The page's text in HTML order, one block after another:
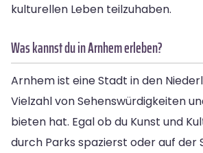
kulturellen Leben teilzuhaben.
Was kannst du in Arnhem erleben?
Arnhem ist eine Stadt in den
Vielzahl von Sehenswürdigkeiten
bieten hat. Egal ob du Kunst und
durch Parks spazierst oder auf der